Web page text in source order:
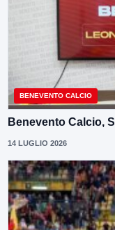
BENEVENTO CALCIO
Benevento Calcio,
14 LUGLIO 2026